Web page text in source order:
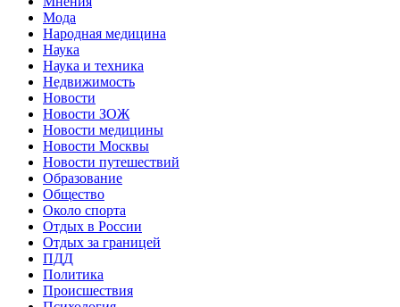
Мода
Народная медицина
Наука
Наука и техника
Недвижимость
Новости
Новости ЗОЖ
Новости медицины
Новости Москвы
Новости путешествий
Образование
Общество
Около спорта
Отдых в России
Отдых за границей
ПДД
Политика
Происшествия